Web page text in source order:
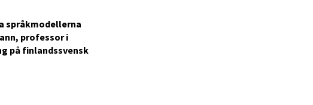
språkmodellerna
professor i
på finlandssvensk